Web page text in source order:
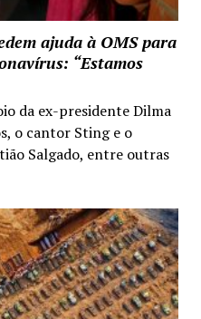
ajuda à OMS para
“Estamos
da ex-presidente Dilma
o cantor Sting e o
Salgado, entre outras